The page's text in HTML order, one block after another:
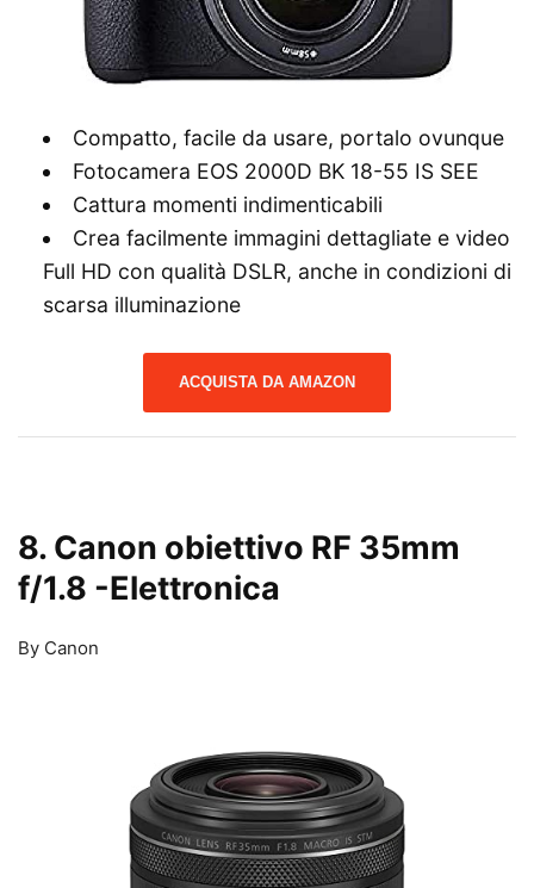
Compatto, facile da usare, portalo ovunque
Fotocamera EOS 2000D BK 18-55 IS SEE
Cattura momenti indimenticabili
Crea facilmente immagini dettagliate e video
Full HD con qualità DSLR, anche in condizioni di
scarsa illuminazione
ACQUISTA DA AMAZON
8. Canon obiettivo RF 35mm
f/1.8 -Elettronica
By Canon